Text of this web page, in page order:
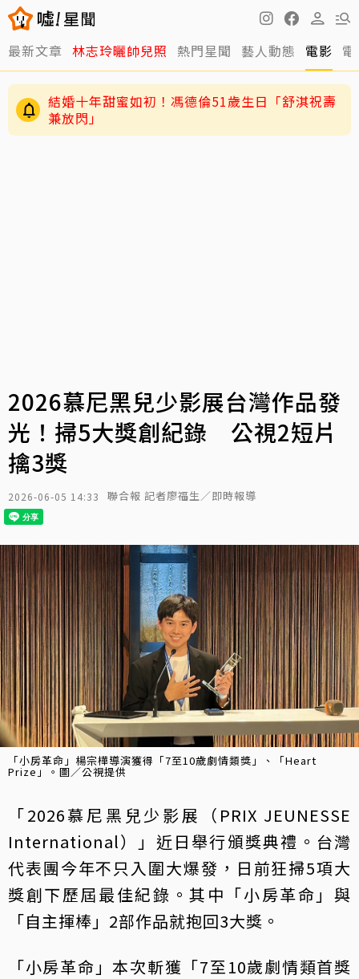
最新文章 林志玲曬帥兒照 熱門星聞 藝人動態 電影
結婚十年甜蜜如初！馮德倫51歲生日「舒淇祝壽
兼放閃」
2026慕尼黑兒少影展台灣作品發
光！掃5大獎創紀錄 公視2短片
擒3獎
2026-06-05 14:33 聯合報 記者廖福生／即時報導
「小房革命」楊宗樺導演獲得「7至10歲劇情類獎」、「Heart
Prize」。圖／公視提供
「2026慕尼黑兒少影展（PRIX JEUNESSE
International）」近日舉行頒獎典禮。台灣
代表團今年不只入圍大爆發，日前狂掃5項大
獎創下歷屆最佳紀錄。其中「小房革命」與
「自主揮棒」2部作品就抱回3大獎。
「小房革命」本次斬獲「7至10歲劇情類首獎